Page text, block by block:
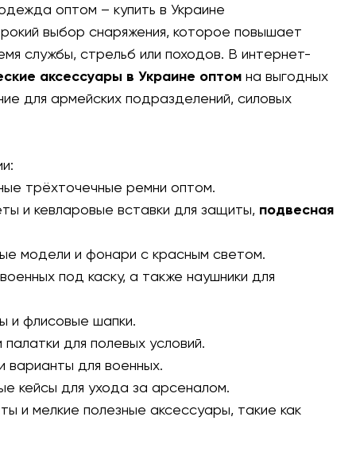
оптом – купить в Украине
выбор снаряжения, которое повышает
службы, стрельб или походов. В интернет-
аксессуары в Украине оптом на выгодных
для армейских подразделений, силовых
трёхточечные ремни оптом.
и кевларовые вставки для защиты, подвесная
модели и фонари с красным светом.
под каску, а также наушники для
и флисовые шапки.
для полевых условий.
варианты для военных.
кейсы для ухода за арсеналом.
и мелкие полезные аксессуары, такие как